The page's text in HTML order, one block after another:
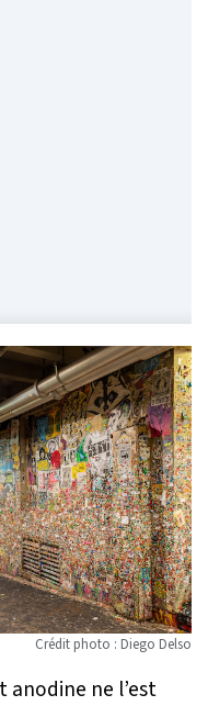
Crédit photo : Diego Delso
ne l’est